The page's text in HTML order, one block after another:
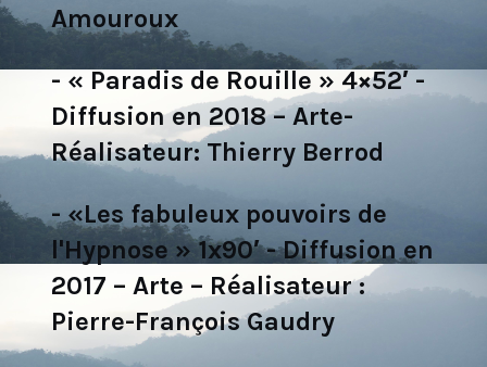
Amouroux
- « Paradis de Rouille » 4×52′ -
Diffusion en 2018 – Arte-
Réalisateur: Thierry Berrod
- «Les fabuleux pouvoirs de
l'Hypnose » 1x90′ - Diffusion en
2017 – Arte – Réalisateur :
Pierre-François Gaudry